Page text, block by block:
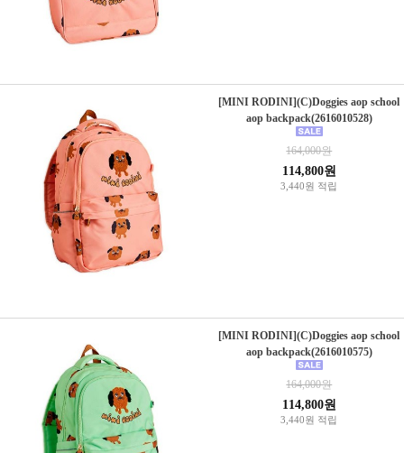
[MINI RODINI](C)Doggies aop school
aop backpack(2616010528)
164,000원
114,800원
3,440원 적립
[MINI RODINI](C)Doggies aop school
aop backpack(2616010575)
164,000원
114,800원
3,440원 적립